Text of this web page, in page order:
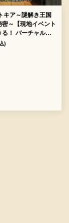
キア～謎解き王国
密～【現地イベント
！ バーチャル謎
】 [送料ウエイ
)